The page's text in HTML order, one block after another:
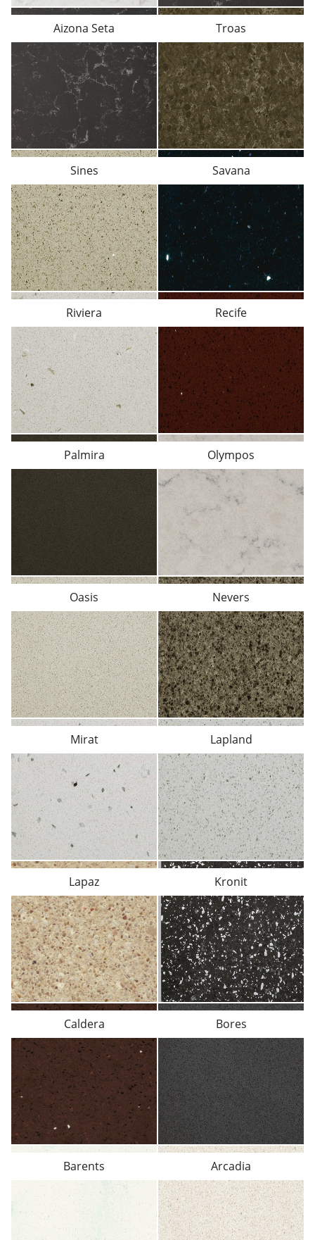
Aizona Seta Troas
Sines Savana
Riviera Recife
Palmira Olympos
Oasis Nevers
Mirat Lapland
Lapaz Kronit
Caldera Bores
Barents Arcadia